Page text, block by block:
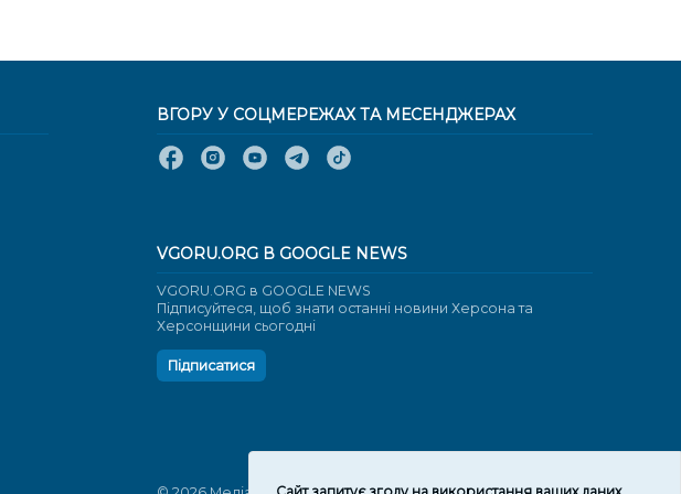
ВГОРУ У СОЦМЕРЕЖАХ ТА МЕСЕНДЖЕРАХ
VGORU.ORG В GOOGLE NEWS
VGORU.ORG в GOOGLE NEWS
Підписуйтеся, щоб знати останні новини Херсона та
Херсонщини сьогодні
Підписатися